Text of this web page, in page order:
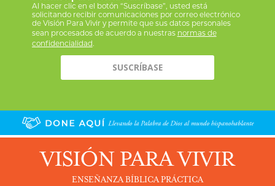
Al hacer clic en el botón “Suscríbase”, usted está
solicitando recibir comunicaciones por correo electrónico
de Visión Para Vivir y permite que sus datos personales
sean procesados de acuerdo a nuestras normas de
confidencialidad.
VISIÓN PARA VIVIR
ENSEÑANZA BÍBLICA PRÁCTICA